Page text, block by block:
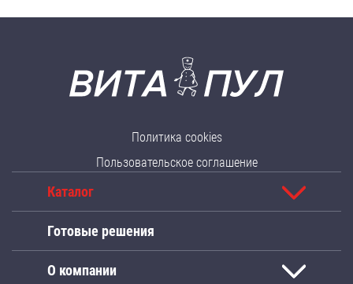
Политика cookies
Пользовательское соглашение
Каталог
Готовые решения
О компании